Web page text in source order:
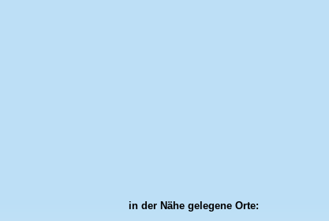
in der Nähe gelegene Orte: